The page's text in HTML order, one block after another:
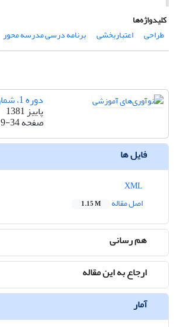
کلیدواژه‌ها
طراحی
اعتباربخشی برنامه درسی مدرسه محور
دوره 1، شماره 2
پاییز 1381
صفحه9-34
فایل ها
اصل مقاله
1.15 M
هم رسانی
ارجاع به این مقاله
آمار